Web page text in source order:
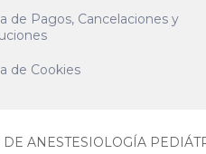
de Pagos, Cancelaciones y
de Cookies
ANESTESIOLOGÍA